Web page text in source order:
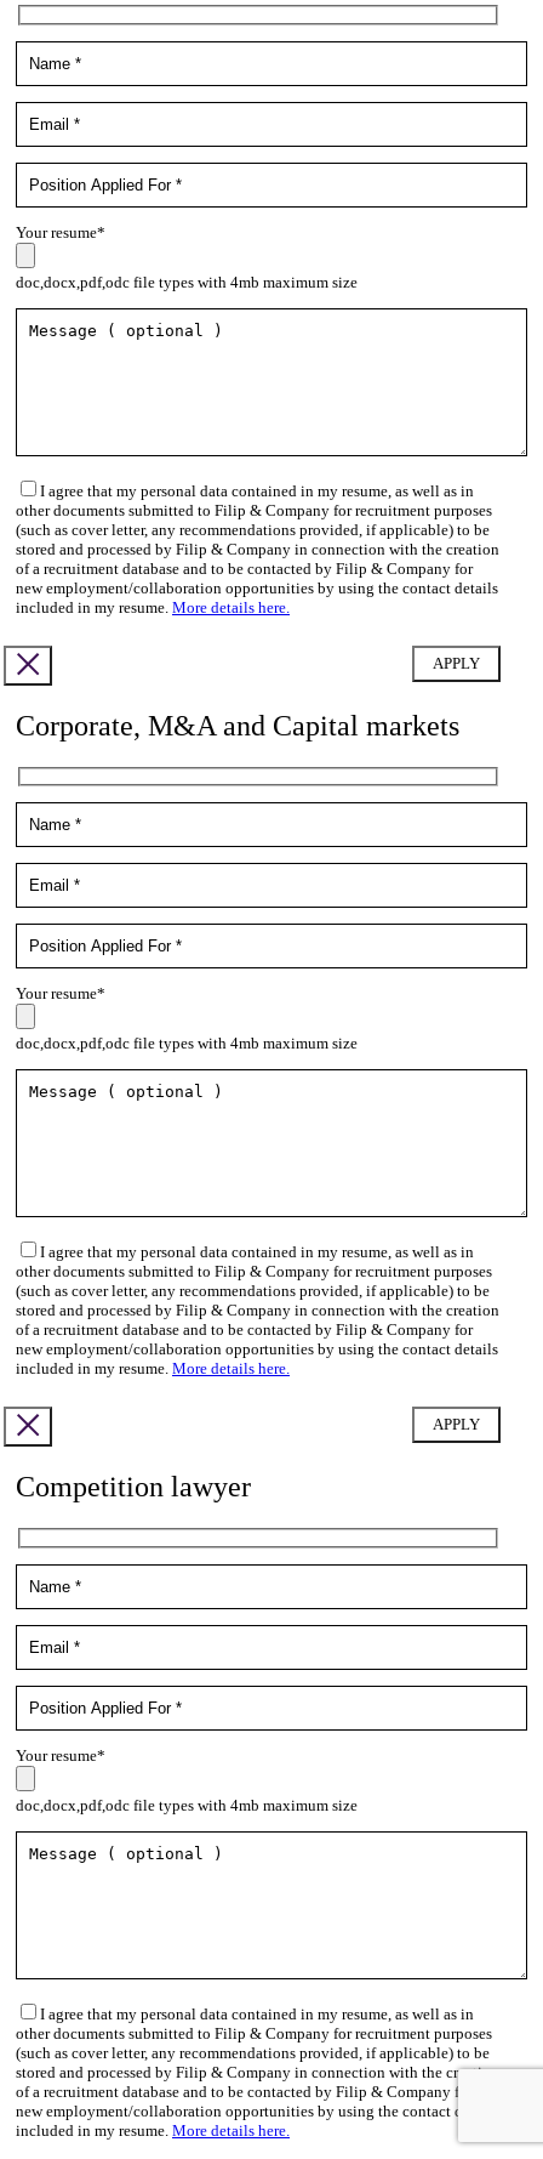
Your resume*
doc,docx,pdf,odc file types with 4mb maximum size
I agree that my personal data contained in my resume, as well as in
other documents submitted to Filip & Company for recruitment purposes
(such as cover letter, any recommendations provided, if applicable) to be
stored and processed by Filip & Company in connection with the creation
of a recruitment database and to be contacted by Filip & Company for
new employment/collaboration opportunities by using the contact details
included in my resume. More details here.
Corporate, M&A and Capital markets
Your resume*
doc,docx,pdf,odc file types with 4mb maximum size
I agree that my personal data contained in my resume, as well as in
other documents submitted to Filip & Company for recruitment purposes
(such as cover letter, any recommendations provided, if applicable) to be
stored and processed by Filip & Company in connection with the creation
of a recruitment database and to be contacted by Filip & Company for
new employment/collaboration opportunities by using the contact details
included in my resume. More details here.
Competition lawyer
Your resume*
doc,docx,pdf,odc file types with 4mb maximum size
I agree that my personal data contained in my resume, as well as in
other documents submitted to Filip & Company for recruitment purposes
(such as cover letter, any recommendations provided, if applicable) to be
stored and processed by Filip & Company in connection with the creation
of a recruitment database and to be contacted by Filip & Company for
new employment/collaboration opportunities by using the contact details
included in my resume. More details here.